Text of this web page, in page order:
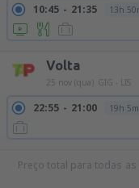
10:45 21:35 13h
Volta
25 nov (qua) GIG - LIS
22:55 21:00 19h
Preço total para todas